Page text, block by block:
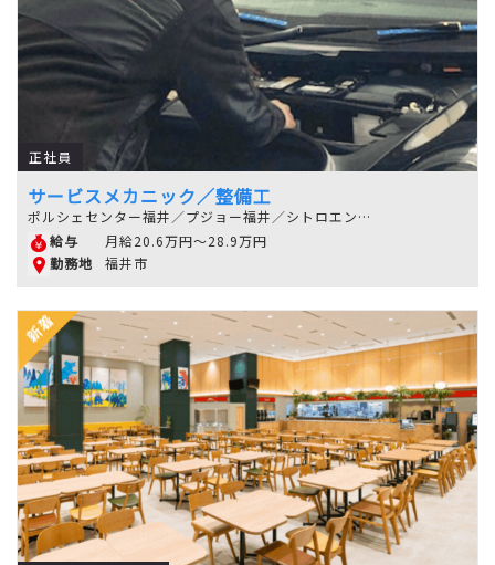
正社員
サービスメカニック／整備工
ポルシェセンター福井／プジョー福井／シトロエン福井
給与
月給20.6万円～28.9万円
勤務地
福井市